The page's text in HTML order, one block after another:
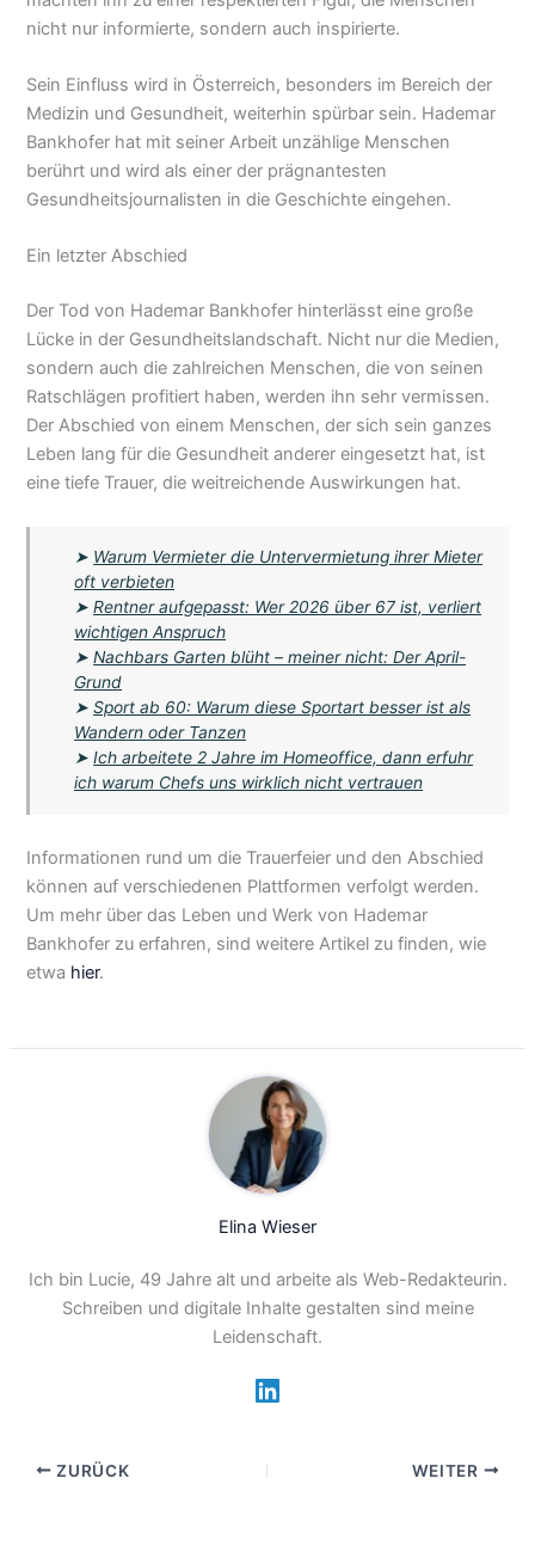
nicht nur informierte, sondern auch inspirierte.
Sein Einfluss wird in Österreich, besonders im Bereich der
Medizin und Gesundheit, weiterhin spürbar sein. Hademar
Bankhofer hat mit seiner Arbeit unzählige Menschen
berührt und wird als einer der prägnantesten
Gesundheitsjournalisten in die Geschichte eingehen.
Ein letzter Abschied
Der Tod von Hademar Bankhofer hinterlässt eine große
Lücke in der Gesundheitslandschaft. Nicht nur die Medien,
sondern auch die zahlreichen Menschen, die von seinen
Ratschlägen profitiert haben, werden ihn sehr vermissen.
Der Abschied von einem Menschen, der sich sein ganzes
Leben lang für die Gesundheit anderer eingesetzt hat, ist
eine tiefe Trauer, die weitreichende Auswirkungen hat.
➤ Warum Vermieter die Untervermietung ihrer Mieter
oft verbieten
➤Rentner aufgepasst: Wer 2026 über 67 ist, verliert
wichtigen Anspruch
➤Nachbars Garten blüht – meiner nicht: Der April-
Grund
➤Sport ab 60: Warum diese Sportart besser ist als
Wandern oder Tanzen
➤Ich arbeitete 2 Jahre im Homeoffice, dann erfuhr
ich warum Chefs uns wirklich nicht vertrauen
Informationen rund um die Trauerfeier und den Abschied
können auf verschiedenen Plattformen verfolgt werden.
Um mehr über das Leben und Werk von Hademar
Bankhofer zu erfahren, sind weitere Artikel zu finden, wie
etwa hier.
Elina Wieser
Ich bin Lucie, 49 Jahre alt und arbeite als Web-Redakteurin.
Schreiben und digitale Inhalte gestalten sind meine
Leidenschaft.
ZURÜCK WEITER